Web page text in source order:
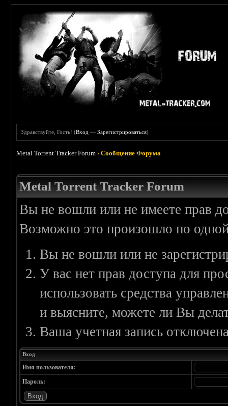
Здравствуйте, Гость! (Вход —Зарегистрироваться)
Metal Torrent Tracker Forum ›Сообщение Форума
Metal Torrent Tracker Forum
Вы не вошли или не имеете прав
Возможно это произошло по
Вы не вошли или не
У вас нет прав доступа для
использовать средства
и выясните, можете ли Вы
Ваша учетная запись
Вход
Имя пользователя:
Пароль: